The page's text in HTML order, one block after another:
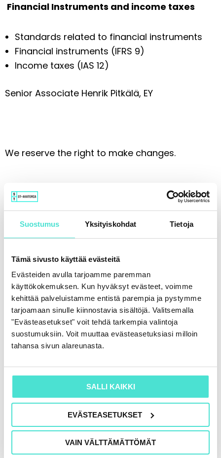
Suostumus Yksityiskohdat Tietoja
Tämä sivusto käyttää evästeitä
Evästeiden avulla tarjoamme paremman
käyttökokemuksen. Kun hyväksyt evästeet, voimme
kehittää palveluistamme entistä parempia ja pystymme
tarjoamaan sinulle kiinnostavia sisältöjä. Valitsemalla
"Evästeasetukset" voit tehdä tarkempia valintoja
suostumuksiin. Voit muuttaa evästeasetuksiasi milloin
tahansa sivun alareunasta.
SALLI KAIKKI
EVÄSTEASETUKSET
VAIN VÄLTTÄMÄTTÖMÄT
Financial Instruments and income taxes
Standards related to financial instruments
Financial instruments (IFRS 9)
Income taxes (IAS 12)
Senior Associate Henrik Pitkälä, EY
We reserve the right to make changes.
Kouluttajat
The price includes six months of access to the
training materials and the recording.
You can find these in Oma ST.
If you are a new user, we will create a personal
account for you, where you can easily access
For on-site participants, the price also includes
refreshments during the training day.
Please read our cancellation policy for more
information.